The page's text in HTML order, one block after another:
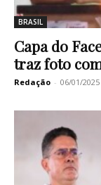
BRASIL
Capa do
traz foto
Redação - 06/01/2025